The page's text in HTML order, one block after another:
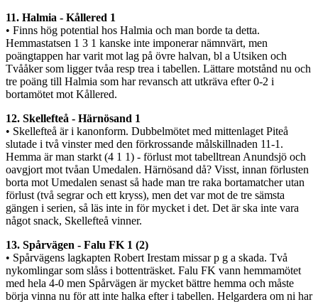
11. Halmia - Kållered 1
• Finns hög potential hos Halmia och man borde ta detta.
Hemmastatsen 1 3 1 kanske inte imponerar nämnvärt, men
poängtappen har varit mot lag på övre halvan, bl a Utsiken och
Tvååker som ligger tvåa resp trea i tabellen. Lättare motstånd nu och
tre poäng till Halmia som har revansch att utkräva efter 0-2 i
bortamötet mot Kållered.
12. Skellefteå - Härnösand 1
• Skellefteå är i kanonform. Dubbelmötet med mittenlaget Piteå
slutade i två vinster med den förkrossande målskillnaden 11-1.
Hemma är man starkt (4 1 1) - förlust mot tabelltrean Anundsjö och
oavgjort mot tvåan Umedalen. Härnösand då? Visst, innan förlusten
borta mot Umedalen senast så hade man tre raka bortamatcher utan
förlust (två segrar och ett kryss), men det var mot de tre sämsta
gängen i serien, så läs inte in för mycket i det. Det är ska inte vara
något snack, Skellefteå vinner.
13. Spårvägen - Falu FK 1 (2)
• Spårvägens lagkapten Robert Irestam missar p g a skada. Två
nykomlingar som slåss i bottenträsket. Falu FK vann hemmamötet
med hela 4-0 men Spårvägen är mycket bättre hemma och måste
börja vinna nu för att inte halka efter i tabellen. Helgardera om ni har